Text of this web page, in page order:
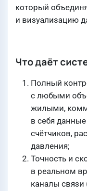
который
и визуализацию
Что даёт
Полный
с любыми
жилыми,
в себя
счётчиков,
давления;
Точность и
в реальном
каналы связи